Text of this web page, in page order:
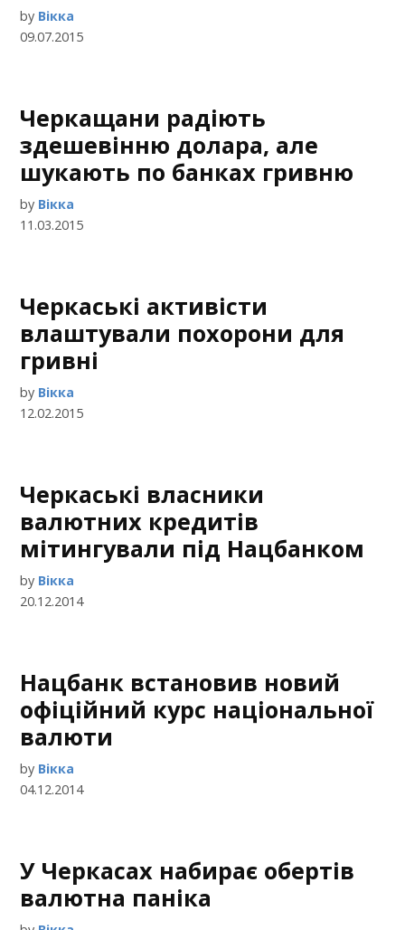
by Вікка
09.07.2015
Черкащани радіють
здешевінню долара, але
шукають по банках гривню
by Вікка
11.03.2015
Черкаські активісти
влаштували похорони для
гривні
by Вікка
12.02.2015
Черкаські власники
валютних кредитів
мітингували під Нацбанком
by Вікка
20.12.2014
Нацбанк встановив новий
офіційний курс національної
валюти
by Вікка
04.12.2014
У Черкасах набирає обертів
валютна паніка